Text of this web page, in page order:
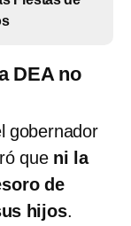
DEA no
gobernador
que ni la
de
hijos.